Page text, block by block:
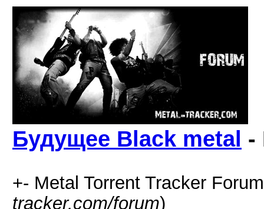
Будущее Black metal -
+- Metal Torrent Tracker
tracker.com/forum)